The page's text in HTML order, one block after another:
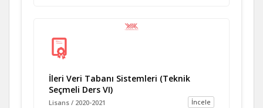
İleri Veri Tabanı Sistemleri (Teknik
Seçmeli Ders VI)
İncele
Lisans / 2020-2021